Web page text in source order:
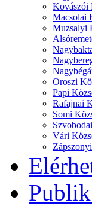
Kovászói
Macsolai
Muzsalyi
Oroszi
Papi
Rafajnai
Somi
Vári